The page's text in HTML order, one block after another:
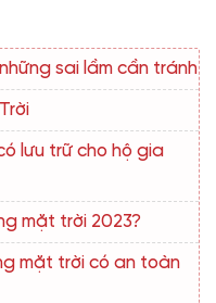
sai lầm cần tránh
lưu trữ cho hộ gia
mặt trời 2023?
mặt trời có an toàn